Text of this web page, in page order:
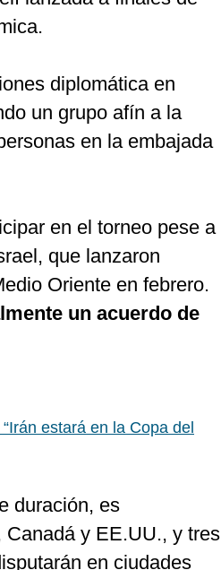
diplomática en
un grupo afín a la
en la embajada
en el torneo pese a
que lanzaron
Oriente en febrero.
un acuerdo de
estará en la Copa del
duración, es
y EE.UU., y tres
en ciudades